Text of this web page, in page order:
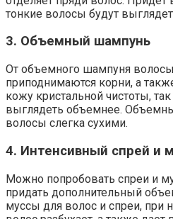
тонкие волосы будут
3. Объемный шампунь
От объемного шампуня
приподнимаются корни, а
кожу кристальной чистоты,
выглядеть объемнее.
волосы слегка сухими.
4. Интенсивный спрей и
Можно попробовать спреи и
придать дополнительный
муссы для волос и спреи, при